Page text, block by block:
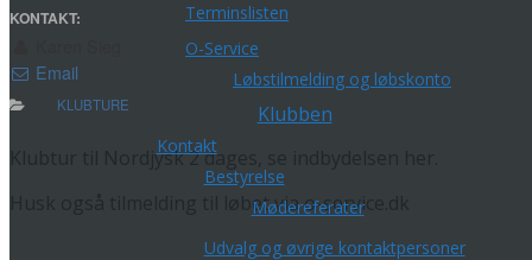
Terminslisten
O-Service
Løbstilmelding og løbskonto
Klubben
Kontakt
Bestyrelse
Mødereferater
Udvalg og øvrige kontaktpersoner
KONTAKT:
Email
KLUBTURE
Klubtur til Nordjysk 2 dages, se indbydelsen her.
Husk også tilmelding til løbet via o-service.dk